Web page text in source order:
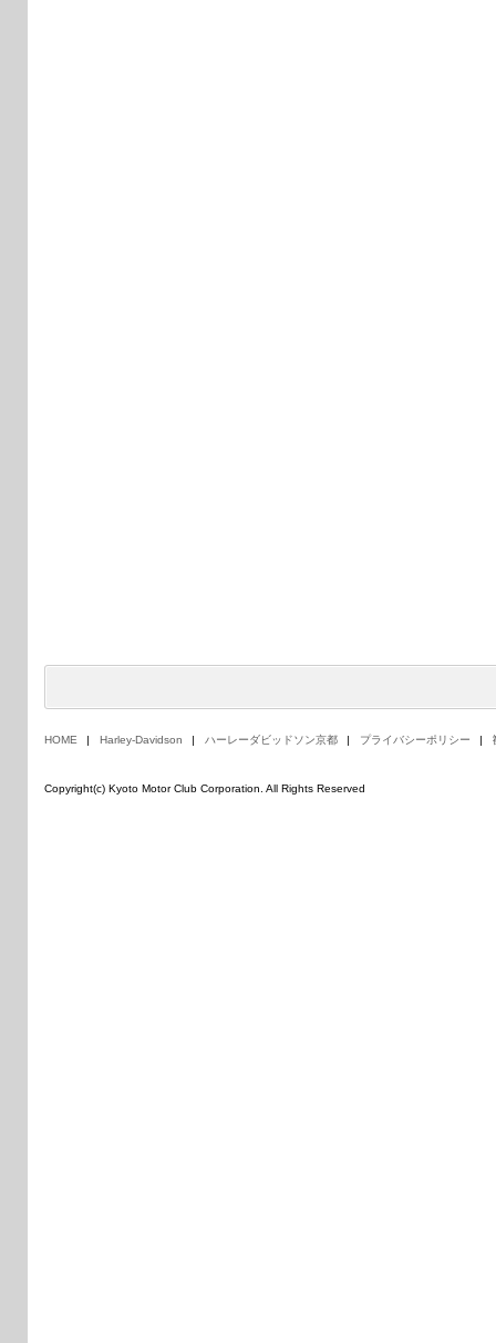
HOME Harley-Davidson ハーレーダビッドソン京都 プライバシーポリシー
Copyright(c) Kyoto Motor Club Corporation. All Rights Reserved